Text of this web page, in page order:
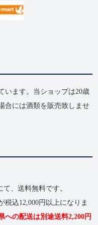
います。当ショップは20歳
合には酒類を販売致しませ
、送料無料です。
込12,000円以上になりま
への配送は別途送料2,200円